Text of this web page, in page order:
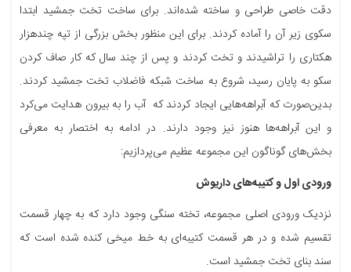
دقت خاصی طراحی و ساخته شده‌اند. برای ساخت تخت جمشید ابتدا
سکوی زیر آن را آماده کردند. برای این منظور بخش بزرگی از تپه‌ چندهزار
هکتاری را تراشیدند و تخت کردند و پس از چند سال که کار صاف کردن
سکو به پایان رسید، شروع به ساخت شبکه فاضلاب تخت جمشید کردند.
بدین‌صورت که آبراهه‌هایی ایجاد کردند که آب را به بیرون هدایت می‌کرد
و این آبراهه‌ها هنوز نیز وجود دارند. در ادامه به اختصار به معرفی
بخش‌های گوناگون این مجموعه عظیم می‌پردازیم:
ورودی اول و کتیبه‌های داریوش
نزدیک ورودی اصلی مجموعه، تخته سنگی وجود دارد که به چهار قسمت
تقسیم شده و در هر قسمت کتیبه‌ای به خط میخی کنده‌ شده است که
سند بنای تخت جمشید است.